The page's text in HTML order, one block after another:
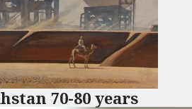
70-80 years